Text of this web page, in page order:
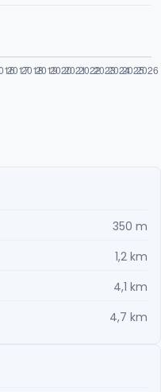
350 m
1,2 km
4,1 km
4,7 km